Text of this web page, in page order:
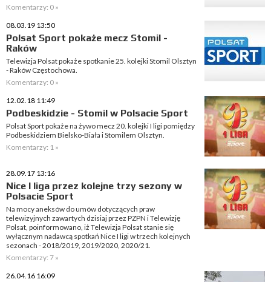
Komentarzy: 0 »
08.03.19 13:50
Polsat Sport pokaże mecz Stomil -
Raków
Telewizja Polsat pokaże spotkanie 25. kolejki Stomil Olsztyn
- Raków Częstochowa.
Komentarzy: 0 »
12.02.18 11:49
Podbeskidzie - Stomil w Polsacie Sport
Polsat Sport pokaże na żywo mecz 20. kolejki I ligi pomiędzy
Podbeskidziem Bielsko-Biała i Stomilem Olsztyn.
Komentarzy: 1 »
28.09.17 13:16
Nice I liga przez kolejne trzy sezony w
Polsacie Sport
Na mocy aneksów do umów dotyczących praw
telewizyjnych zawartych dzisiaj przez PZPN i Telewizję
Polsat, poinformowano, iż Telewizja Polsat stanie się
wyłącznym nadawcą spotkań Nice I ligi w trzech kolejnych
sezonach - 2018/2019, 2019/2020, 2020/21.
Komentarzy: 7 »
26.04.16 16:09